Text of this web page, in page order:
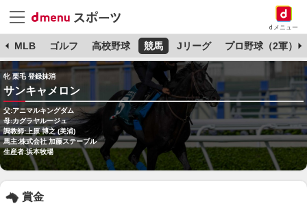
dメニュー
MLB ゴルフ 高校野球 競馬 Jリーグ プロ野球（2軍）
牝 栗毛 登録抹消
サンキャメロン
父:アニマルキングダム
母:カグラヤルージュ
調教師:上原 博之 (美浦)
馬主:株式会社 加藤ステーブル
生産者:浜本牧場
賞金